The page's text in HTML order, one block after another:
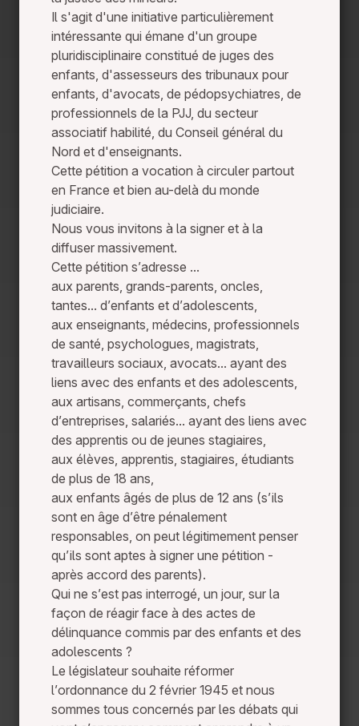
Il s'agit d'une initiative particulièrement
intéressante qui émane d'un groupe
pluridisciplinaire constitué de juges des
enfants, d'assesseurs des tribunaux pour
enfants, d'avocats, de pédopsychiatres, de
professionnels de la PJJ, du secteur
associatif habilité, du Conseil général du
Nord et d'enseignants.
Cette pétition a vocation à circuler partout
en France et bien au-delà du monde
judiciaire.
Nous vous invitons à la signer et à la
diffuser massivement.
Cette pétition s’adresse ...
aux parents, grands-parents, oncles,
tantes... d’enfants et d’adolescents,
aux enseignants, médecins, professionnels
de santé, psychologues, magistrats,
travailleurs sociaux, avocats... ayant des
liens avec des enfants et des adolescents,
aux artisans, commerçants, chefs
d’entreprises, salariés... ayant des liens avec
des apprentis ou de jeunes stagiaires,
aux élèves, apprentis, stagiaires, étudiants
de plus de 18 ans,
aux enfants âgés de plus de 12 ans (s’ils
sont en âge d’être pénalement
responsables, on peut légitimement penser
qu’ils sont aptes à signer une pétition -
après accord des parents).
Qui ne s’est pas interrogé, un jour, sur la
façon de réagir face à des actes de
délinquance commis par des enfants et des
adolescents ?
Le législateur souhaite réformer
l’ordonnance du 2 février 1945 et nous
sommes tous concernés par les débats qui